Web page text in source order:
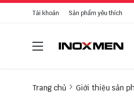
Tài khoản Sản phẩm yêu thích
Trang chủ Giới thiệu sản